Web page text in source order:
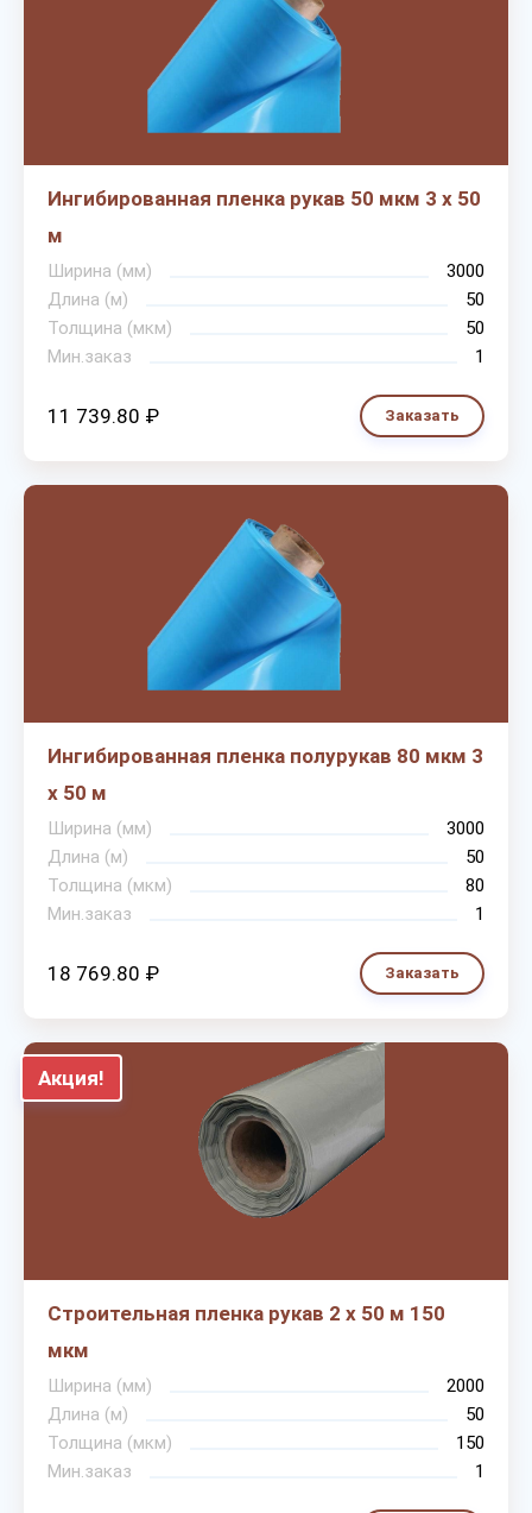
Ингибированная пленка рукав 50 мкм 3 х 50
м
Ширина (мм)
3000
Длина (м)
50
Толщина (мкм)
50
Мин.заказ
1
11 739.80 ₽ Заказать
Ингибированная пленка полурукав 80 мкм 3
х 50 м
Ширина (мм)
3000
Длина (м)
50
Толщина (мкм)
80
Мин.заказ
1
18 769.80 ₽ Заказать
Акция!
Строительная пленка рукав 2 х 50 м 150
мкм
Ширина (мм)
2000
Длина (м)
50
Толщина (мкм)
150
Мин.заказ
1